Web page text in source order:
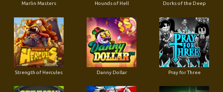
Marlin Masters Hounds of Hell Dorks of the Deep
Strength of Hercules Danny Dollar Pray for Three